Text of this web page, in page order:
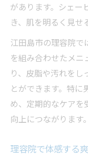
があります。シェー
き、肌を明るく見せ
江田島市の理容院で
を組み合わせたメニ
り、皮脂や汚れをし
とができます。特
め、定期的なケアを
向上につながります。
理容院で体感する